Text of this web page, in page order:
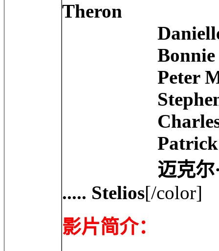
Theron
Danielle
Bonnie Mak
Peter
Stephen
Charles
Patrick
迈克尔·法斯
..... Stelios[/color]
影片简介：